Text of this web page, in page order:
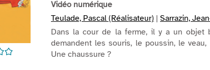
Vidéo numérique
Teulade, Pascal (Réalisateur) | Sarrazin,
Dans la cour de la ferme, il y a un objet
demandent les souris, le poussin, le
Une chaussure ?